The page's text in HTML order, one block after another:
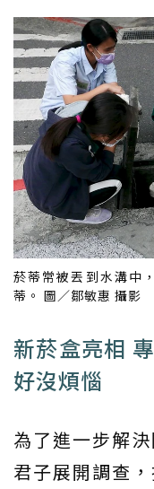
菸蒂常被丟到水溝中
蒂。 圖／鄒敏惠 攝影
新菸盒亮相
好沒煩惱
為了進一步解
君子展開調查